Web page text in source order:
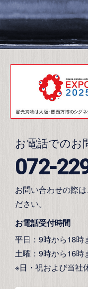
お電話でのお
072-
お問い合わせの際
ださい。
お電話受付時間
平日：9時から18時
土曜：9時から16時
※日・祝および当社